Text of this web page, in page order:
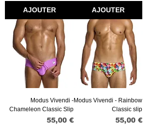
AJOUTER AJOUTER
Modus Vivendi -
Chameleon Classic Slip
Prix
55,00 €
Modus Vivendi - Rainbow
Classic slip
Prix
55,00 €